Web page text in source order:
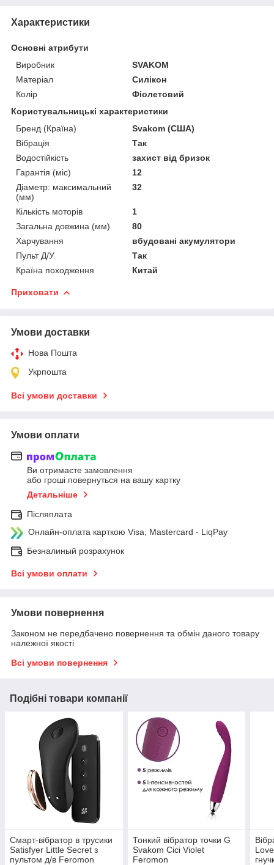
Характеристики
Основні атрибути
Виробник
SVAKOM
Матеріал
Силікон
Колір
Фіолетовий
Користувальницькі характеристики
Бренд (Країна)
Svakom (США)
Вібрація
Так
Водостійкість
захист від бризок
Гарантія (міс)
12
Діаметр: максимальний
(мм)
32
Кількість моторів
1
Загальна довжина (мм)
80
Харчування
вбудовані акумулятори
Пульт Д/У
Так
Країна походження
Китай
Приховати
Умови доставки
Нова Пошта
Укрпошта
Всі умови доставки
Умови оплати
Ви отримаєте замовлення
або гроші повернуться на вашу картку
Детальніше
Післяплата
Онлайн-оплата карткою Visa, Mastercard - LiqPay
Безналиный розрахунок
Всі умови оплати
Умови повернення
Законом не передбачено повернення та обмін даного товару
належної якості
Всі умови повернення
Подібні товари компанії
Смарт-вібратор в трусики
Satisfyer Little Secret з
пультом д/в Feromon
Тонкий вібратор точки G
Svakom Cici Violet
Feromon